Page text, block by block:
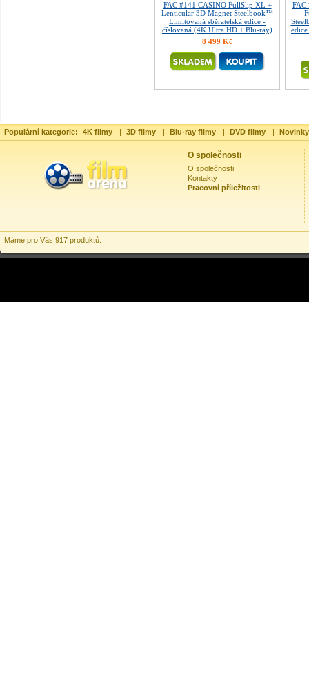
FAC #141 CASINO FullSlip XL +
Lenticular 3D Magnet Steelbook™
Limitovaná sběratelská edice -
číslovaná (4K Ultra HD + Blu-ray)
8 499 Kč
FAC
Populární kategorie: 4K filmy | 3D filmy | Blu-ray filmy | DVD filmy |
O společnosti
O společnosti
Kontakty
Pracovní příležitosti
Máme pro Vás 917 produktů.